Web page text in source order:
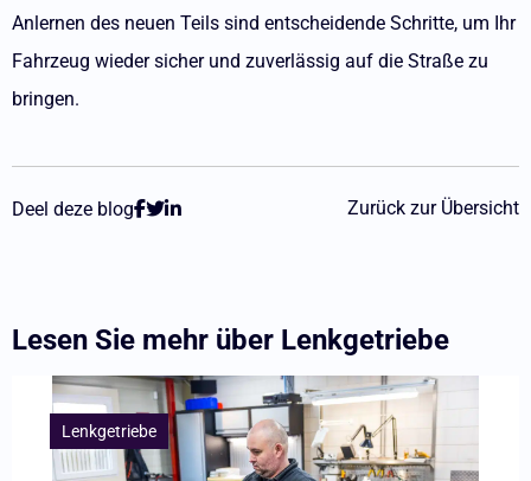
Anlernen des neuen Teils sind entscheidende Schritte, um Ihr
Fahrzeug wieder sicher und zuverlässig auf die Straße zu
bringen.
Deel deze blog Zurück zur Übersicht
Lesen Sie mehr über Lenkgetriebe
Lenkgetriebe
overNeue